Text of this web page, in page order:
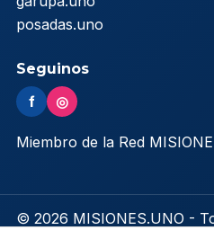
posadas.uno
Seguinos
f ◎
Miembro de la Red
© 2026 MISIONES.UNO -